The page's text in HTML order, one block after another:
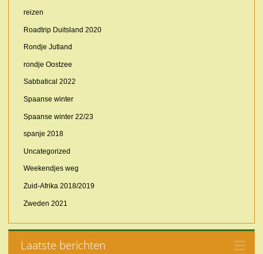
reizen
Roadtrip Duitsland 2020
Rondje Jutland
rondje Oostzee
Sabbatical 2022
Spaanse winter
Spaanse winter 22/23
spanje 2018
Uncategorized
Weekendjes weg
Zuid-Afrika 2018/2019
Zweden 2021
Laatste berichten